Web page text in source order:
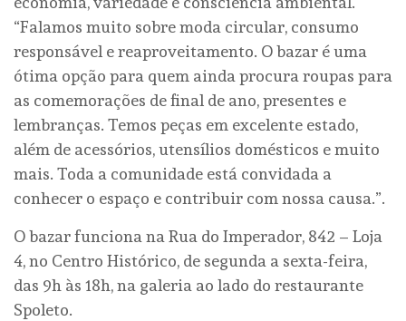
“Falamos muito sobre moda circular, consumo
responsável e reaproveitamento. O bazar é uma
ótima opção para quem ainda procura roupas para
as comemorações de final de ano, presentes e
lembranças. Temos peças em excelente estado,
além de acessórios, utensílios domésticos e muito
mais. Toda a comunidade está convidada a
conhecer o espaço e contribuir com nossa causa.”.
O bazar funciona na Rua do Imperador, 842 – Loja
4, no Centro Histórico, de segunda a sexta-feira,
das 9h às 18h, na galeria ao lado do restaurante
Spoleto.